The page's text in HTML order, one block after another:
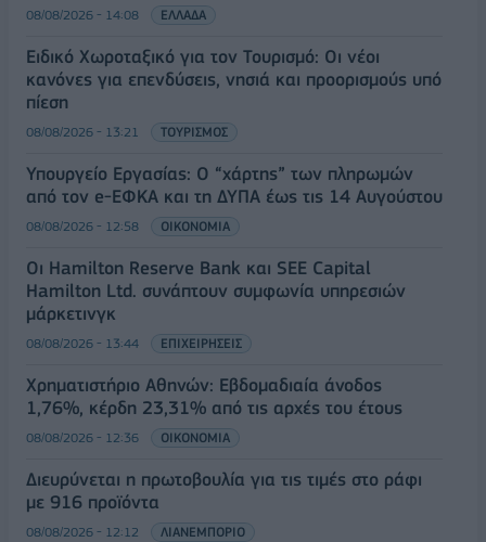
08/08/2026 - 14:08 ΕΛΛΑΔΑ
Ειδικό Χωροταξικό για τον Τουρισμό: Οι νέοι
κανόνες για επενδύσεις, νησιά και προορισμούς υπό
πίεση
08/08/2026 - 13:21 ΤΟΥΡΙΣΜΟΣ
Υπουργείο Εργασίας: Ο “χάρτης” των πληρωμών
από τον e-ΕΦΚΑ και τη ΔΥΠΑ έως τις 14 Αυγούστου
08/08/2026 - 12:58 ΟΙΚΟΝΟΜΙΑ
Οι Hamilton Reserve Bank και SEE Capital
Hamilton Ltd. συνάπτουν συμφωνία υπηρεσιών
μάρκετινγκ
08/08/2026 - 13:44 ΕΠΙΧΕΙΡΗΣΕΙΣ
Χρηματιστήριο Αθηνών: Εβδομαδιαία άνοδος
1,76%, κέρδη 23,31% από τις αρχές του έτους
08/08/2026 - 12:36 ΟΙΚΟΝΟΜΙΑ
Διευρύνεται η πρωτοβουλία για τις τιμές στο ράφι
με 916 προϊόντα
08/08/2026 - 12:12 ΛΙΑΝΕΜΠΟΡΙΟ